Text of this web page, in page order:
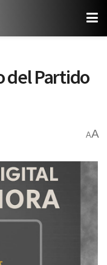
del Partido
AA